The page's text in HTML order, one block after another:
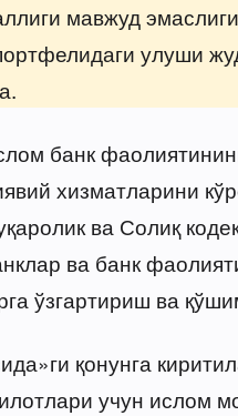
мавжуд
улуши
банк
хизматларини
ва Солиқ
ва банк
ўзгартириш ва
қонунга
учун ислом